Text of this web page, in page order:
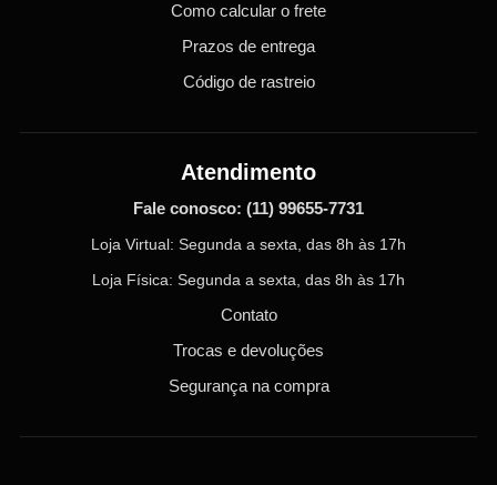
Como calcular o frete
Prazos de entrega
Código de rastreio
Atendimento
Fale conosco: (11) 99655-7731
Loja Virtual: Segunda a sexta, das 8h às 17h
Loja Física: Segunda a sexta, das 8h às 17h
Contato
Trocas e devoluções
Segurança na compra